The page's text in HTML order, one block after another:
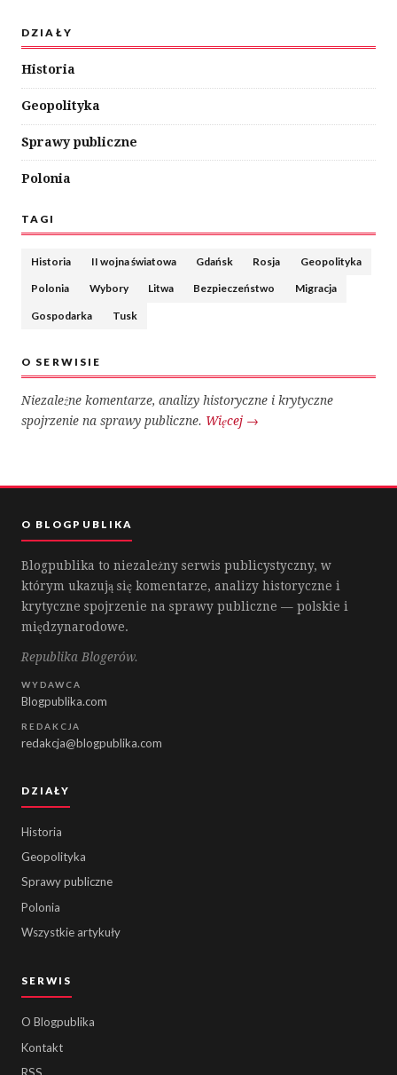
DZIAŁY
Historia
Geopolityka
Sprawy publiczne
Polonia
TAGI
Historia II wojna światowa Gdańsk Rosja Geopolityka
Polonia Wybory Litwa Bezpieczeństwo Migracja
Gospodarka Tusk
O SERWISIE
Niezależne komentarze, analizy historyczne i krytyczne
spojrzenie na sprawy publiczne. Więcej →
O BLOGPUBLIKA
Blogpublika to niezależny serwis publicystyczny, w
którym ukazują się komentarze, analizy historyczne i
krytyczne spojrzenie na sprawy publiczne — polskie i
międzynarodowe.
Republika Blogerów.
WYDAWCA
Blogpublika.com
REDAKCJA
redakcja@blogpublika.com
DZIAŁY
Historia
Geopolityka
Sprawy publiczne
Polonia
Wszystkie artykuły
SERWIS
O Blogpublika
Kontakt